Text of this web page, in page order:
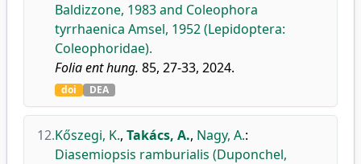
Baldizzone, 1983 and Coleophora
tyrrhaenica Amsel, 1952 (Lepidoptera:
Coleophoridae).
Folia ent hung. 85, 27-33, 2024.
doi DEA
12.Kőszegi, K., Takács, A., Nagy, A.:
Diasemiopsis ramburialis (Duponchel,